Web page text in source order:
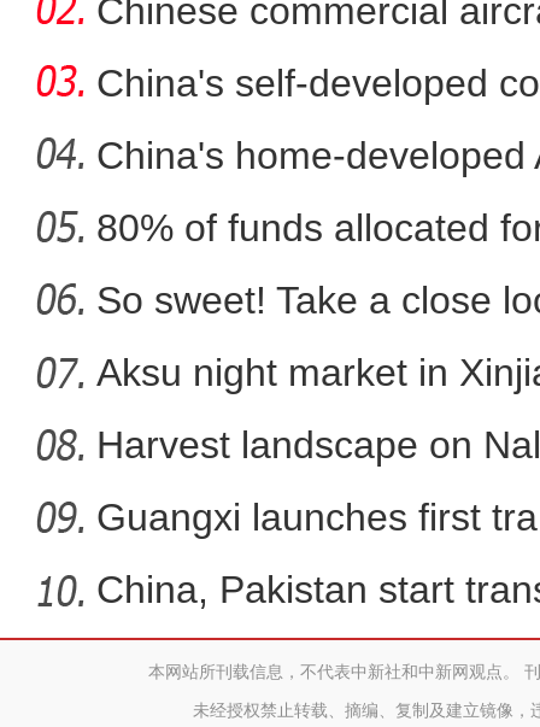
新疆乌什县：22余万亩冬小
中国最大超深凝析气田年处
in
Chinese commercial
fli
China's self-developed
co
China's home-
80% of funds allocated
So sweet! Take a close
Aksu night market in
Harvest landscape on
Guangxi launches first
China, Pakistan start
本网站所刊载信息，不代表中新社和中新网观点。
未经授权禁止转载、摘编、复制及建立镜像，